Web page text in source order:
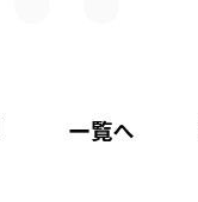
一覧へ